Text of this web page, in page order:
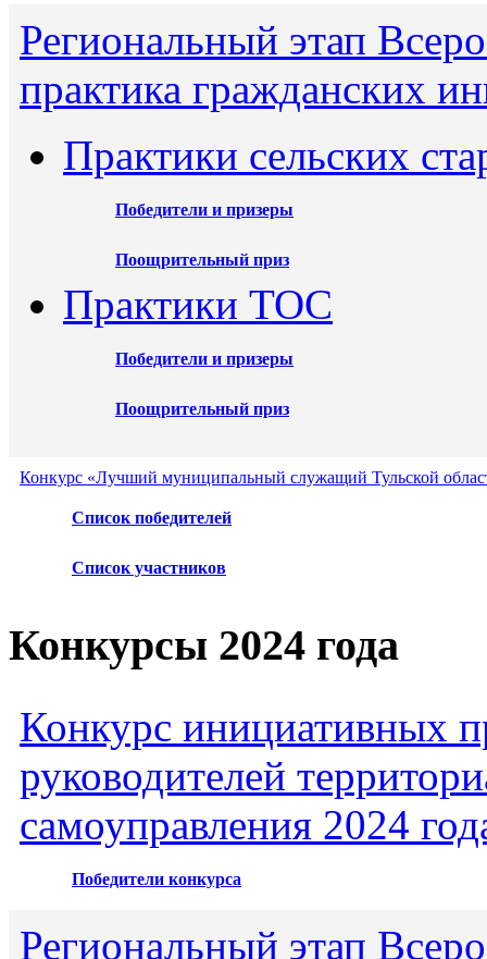
Региональный этап
практика гражданских
Практики сельских
Победители и призеры
Поощрительный приз
Практики ТОС
Победители и призеры
Поощрительный приз
Конкурс «Лучший муниципальный служащий Тульской
Список победителей
Список участников
Конкурсы 2024 года
Конкурс инициативных
руководителей
самоуправления 2024
Победители конкурса
Региональный этап